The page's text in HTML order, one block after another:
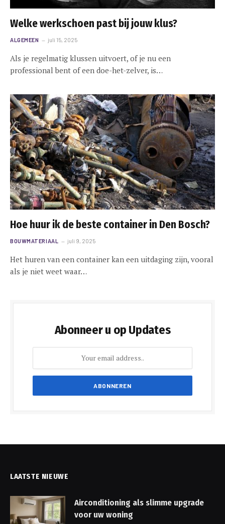
Welke werkschoen past bij jouw klus?
ALGEMEEN juli 15, 2025
Als je regelmatig klussen uitvoert, of je nu een
professional bent of een doe-het-zelver, is…
Hoe huur ik de beste container in Den Bosch?
BOUWMATERIAAL juli 9, 2025
Het huren van een container kan een uitdaging zijn, vooral
als je niet weet waar…
Abonneer u op Updates
LAATSTE NIEUWE
Airconditioning als slimme upgrade
voor uw woning